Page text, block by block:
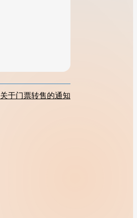
关于门票转售的通知